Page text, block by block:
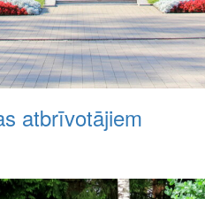
atbrīvotājiem